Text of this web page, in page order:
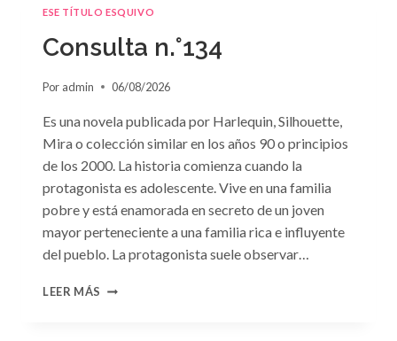
ESE TÍTULO ESQUIVO
Consulta n.°134
Por admin 06/08/2026
Es una novela publicada por Harlequin, Silhouette,
Mira o colección similar en los años 90 o principios
de los 2000. La historia comienza cuando la
protagonista es adolescente. Vive en una familia
pobre y está enamorada en secreto de un joven
mayor perteneciente a una familia rica e influyente
del pueblo. La protagonista suele observar…
LEER MÁS CONSULTA